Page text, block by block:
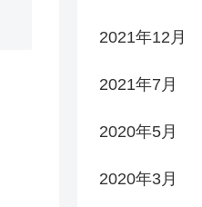
2021年12月
2021年7月
2020年5月
2020年3月